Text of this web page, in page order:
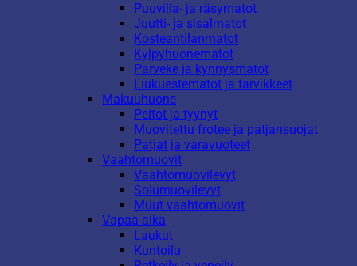
Puuvilla- ja räsymatot
Juutti- ja sisalmatot
Kosteantilanmatot
Kylpyhuonematot
Parveke ja kynnysmatot
Liukuestematot ja tarvikkeet
Makuuhuone
Peitot ja tyynyt
Muovitettu frotee ja patjansuojat
Patjat ja varavuoteet
Vaahtomuovit
Vaahtomuovilevyt
Solumuovilevyt
Muut vaahtomuovit
Vapaa-aika
Laukut
Kuntoilu